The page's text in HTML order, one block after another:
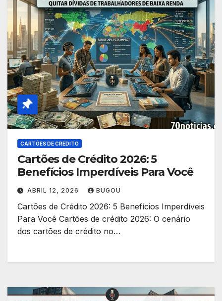
CARTÕES DE CRÉDITO
Cartões de Crédito 2026: 5
Benefícios Imperdíveis Para Você
ABRIL 12, 2026 BUGOU
Cartões de Crédito 2026: 5 Benefícios Imperdíveis
Para Você Cartões de crédito 2026: O cenário
dos cartões de crédito no…